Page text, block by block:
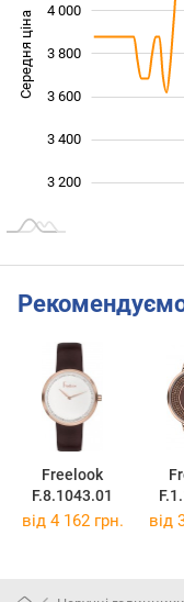
Середня ціна 3 200
3 200
3 400
3 600
3 800
4 000
Freelook
F.8.1043.01
від 4 162 грн. від